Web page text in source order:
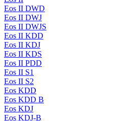
Eos II DWD
Eos II DWJ
Eos II DWJS
Eos II KDD
Eos II KDJ
Eos II KDS
Eos II PDD
Eos II S1
Eos II S2
Eos KDD
Eos KDD B
Eos KDJ
Eos KDJ-B